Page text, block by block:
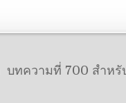
บทความที่ 700 สำหรั